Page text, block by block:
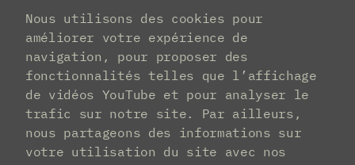
Accréditation
Je souhaite assister au
BRDCST en tant que
journaliste. Comment demander
Nous utilisons des cookies pour
améliorer votre expérience de
navigation, pour proposer des
fonctionnalités telles que l’affichage
de vidéos YouTube et pour analyser le
trafic sur notre site. Par ailleurs,
nous partageons des informations sur
votre utilisation du site avec nos